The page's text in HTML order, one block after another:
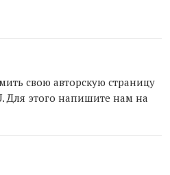
свою авторскую страницу
Для этого напишите нам на